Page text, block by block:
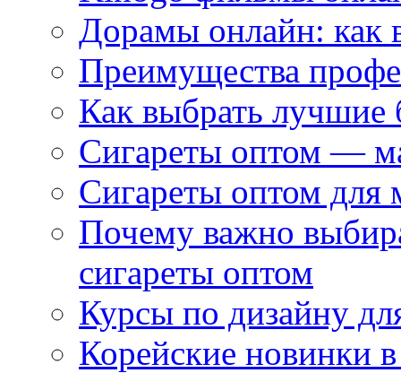
Дорамы онлайн: как
Преимущества
Как выбрать
Сигареты оптом —
Сигареты оптом для
Почему важно
сигареты оптом
Курсы по дизайну
Корейские новинки